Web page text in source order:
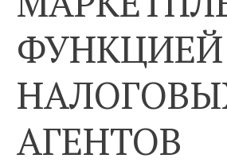
ФУНКЦИЕЙ
АГЕНТОВ